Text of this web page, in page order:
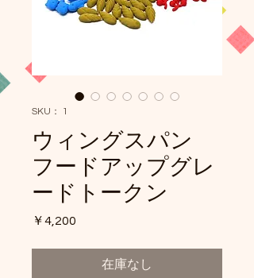
SKU： 1
ウィングスパン
フードアップグレ
ードトークン
￥4,200
在庫なし